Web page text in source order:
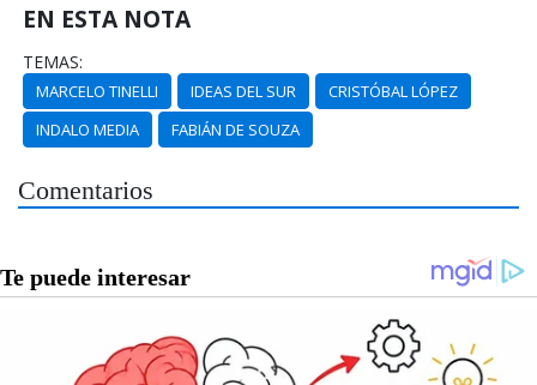
EN ESTA NOTA
TEMAS:
MARCELO TINELLI IDEAS DEL SUR
CRISTÓBAL LÓPEZ
INDALO MEDIA
FABIÁN DE SOUZA
Comentarios